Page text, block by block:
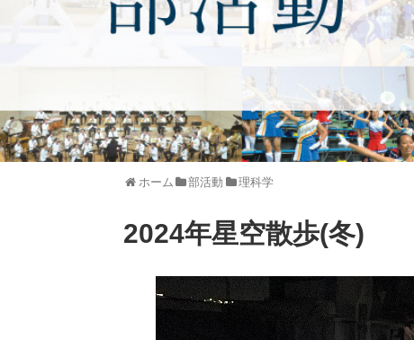
ホーム 部活動 理科学
2024年星空散歩(冬)